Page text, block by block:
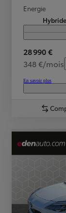
Energie
28 990 €
348 €/mois
En savoir plus